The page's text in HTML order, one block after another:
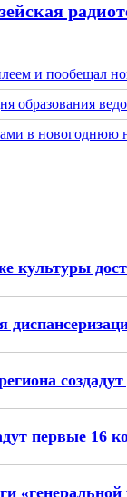
и пообещал
образования
в новогоднюю
культуры
первые 16
«генеральной